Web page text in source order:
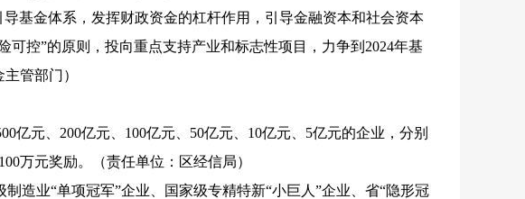
基金体系，发挥财政资金的杠杆作用，引导金融资本和社会资本
控”的原则，投向重点支持产业和标志性项目，力争到2024年基
管部门）
亿元、200亿元、100亿元、50亿元、10亿元、5亿元的企业，分别
万元奖励。（责任单位：区经信局）
造业“单项冠军”企业、国家级专精特新“小巨人”企业、省“隐形冠